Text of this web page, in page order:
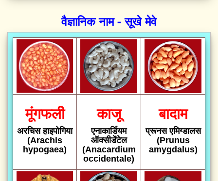
वैज्ञानिक नाम - सूखे मेवे
मूंगफली
अरचिस हाइपोगिया
(Arachis
hypogaea)
काजू
एनाकार्डियम
ऑक्सीडेंटेल
(Anacardium
occidentale)
बादाम
प्रूनस एमिग्डालस
(Prunus
amygdalus)